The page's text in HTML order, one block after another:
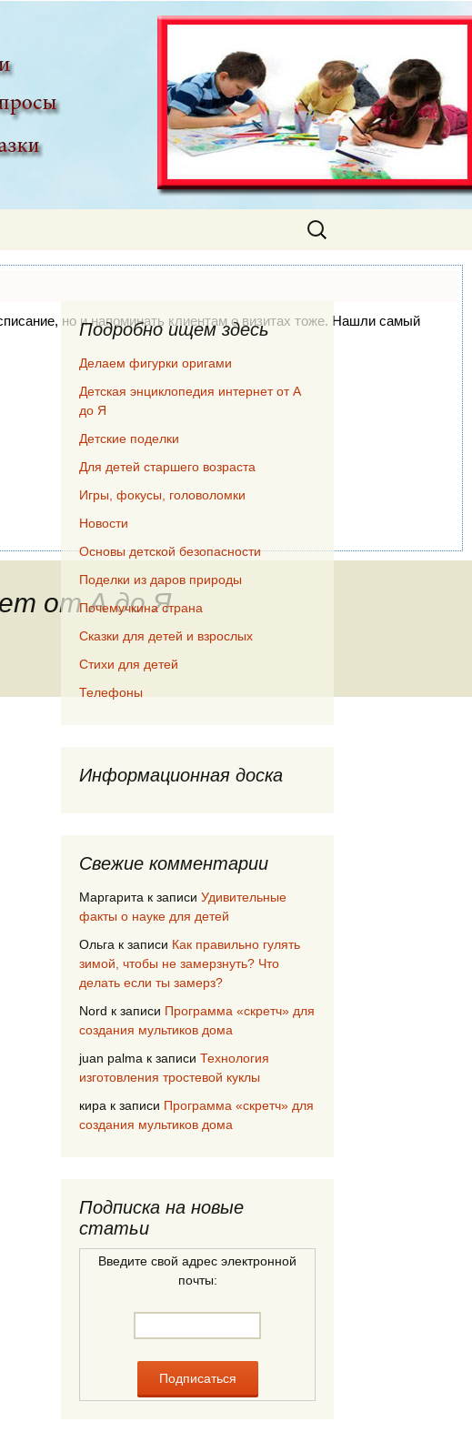
Найти:
но и напоминать клиентам о визитах тоже. Нашли самый
от А до Я
письмо
Подробно ищем здесь
Делаем фигурки оригами
Детская энциклопедия интернет от А
до Я
Детские поделки
Для детей старшего возраста
Игры, фокусы, головоломки
Новости
Основы детской безопасности
Поделки из даров природы
Почемучкина страна
Сказки для детей и взрослых
Стихи для детей
Телефоны
Информационная доска
Свежие комментарии
Маргарита к записи Удивительные
факты о науке для детей
Ольга к записи Как правильно гулять
зимой, чтобы не замерзнуть? Что
делать если ты замерз?
Nord к записи Программа «скретч» для
создания мультиков дома
juan palma к записи Технология
изготовления тростевой куклы
кира к записи Программа «скретч» для
создания мультиков дома
Подписка на новые
статьи
Введите свой адрес электронной
почты: